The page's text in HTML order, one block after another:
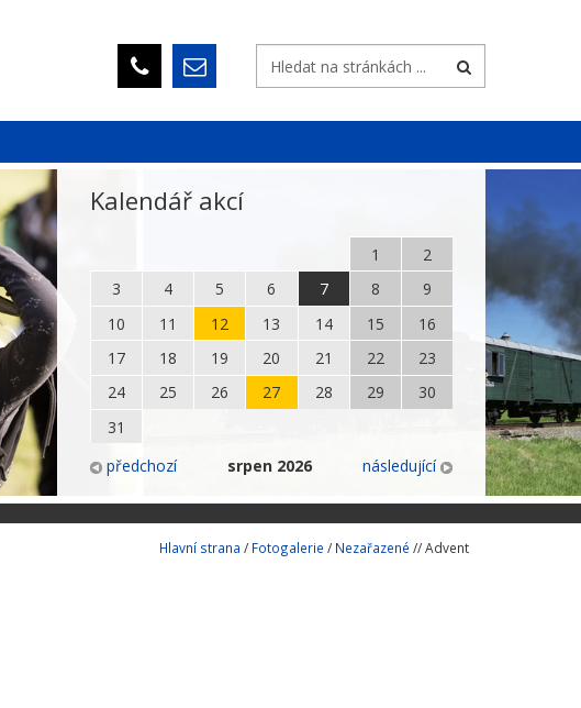
Kalendář akcí
1
2
3
4 5 6 7 8
9
10
11 12 13 14 15
16
17
18 19 20 21 22
23
24
25 26 27 28 29
30
31
předchozí
srpen 2026 následující
Hlavní strana / Fotogalerie / Nezařazené // Advent